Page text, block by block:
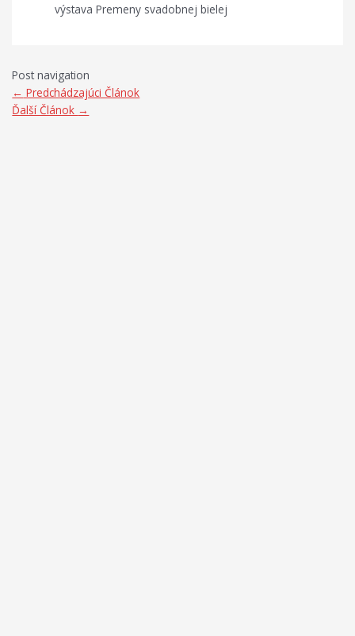
výstava Premeny svadobnej bielej
Post navigation
← Predchádzajúci Článok
Ďalší Článok →